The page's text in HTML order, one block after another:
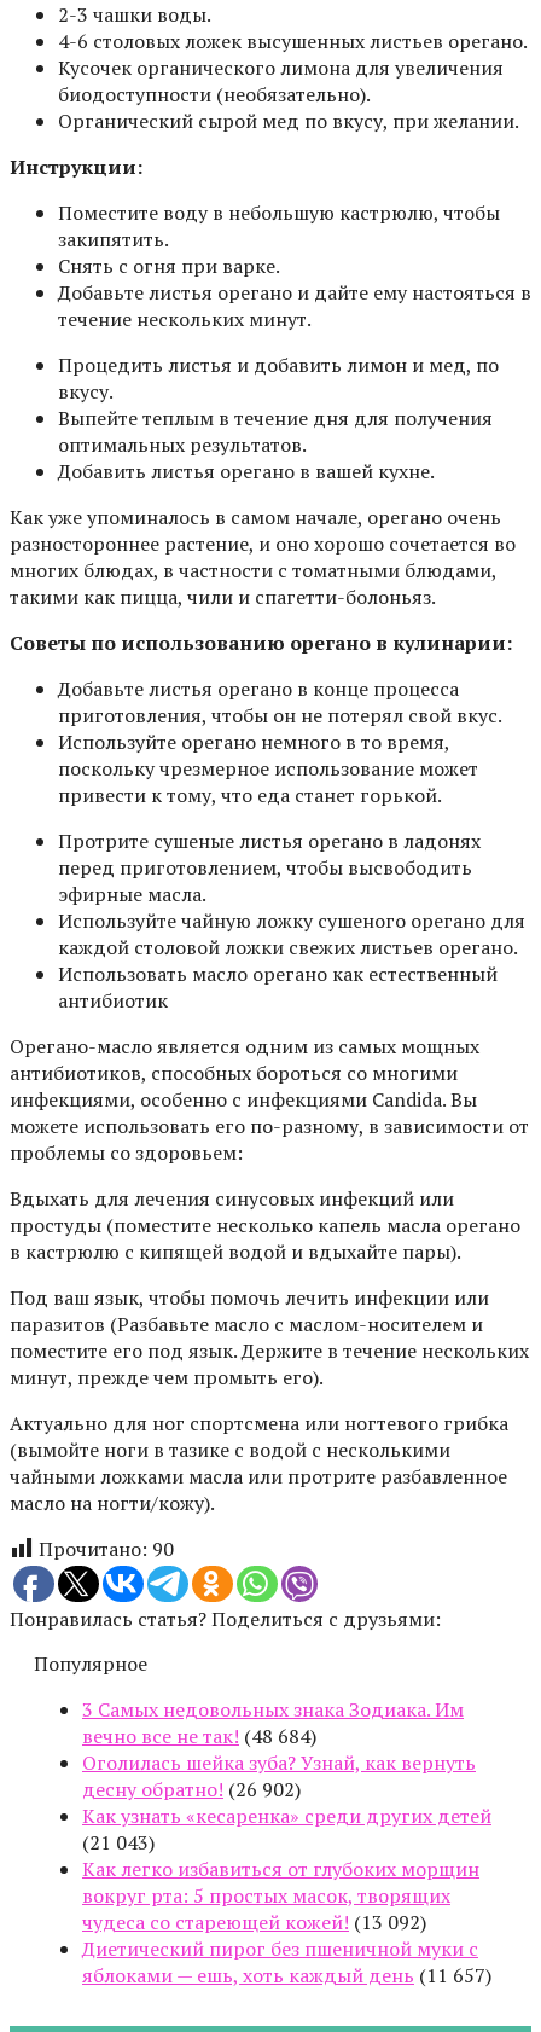
2-3 чашки воды.
4-6 столовых ложек высушенных листьев орегано.
Кусочек органического лимона для увеличения
биодоступности (необязательно).
Органический сырой мед по вкусу, при желании.
Инструкции:
Поместите воду в небольшую кастрюлю, чтобы
закипятить.
Снять с огня при варке.
Добавьте листья орегано и дайте ему настояться в
течение нескольких минут.
Процедить листья и добавить лимон и мед, по
вкусу.
Выпейте теплым в течение дня для получения
оптимальных результатов.
Добавить листья орегано в вашей кухне.
Как уже упоминалось в самом начале, орегано очень
разностороннее растение, и оно хорошо сочетается во
многих блюдах, в частности с томатными блюдами,
такими как пицца, чили и спагетти-болоньяз.
Советы по использованию орегано в кулинарии:
Добавьте листья орегано в конце процесса
приготовления, чтобы он не потерял свой вкус.
Используйте орегано немного в то время,
поскольку чрезмерное использование может
привести к тому, что еда станет горькой.
Протрите сушеные листья орегано в ладонях
перед приготовлением, чтобы высвободить
эфирные масла.
Используйте чайную ложку сушеного орегано для
каждой столовой ложки свежих листьев орегано.
Использовать масло орегано как естественный
антибиотик
Орегано-масло является одним из самых мощных
антибиотиков, способных бороться со многими
инфекциями, особенно с инфекциями Candida. Вы
можете использовать его по-разному, в зависимости от
проблемы со здоровьем:
Вдыхать для лечения синусовых инфекций или
простуды (поместите несколько капель масла орегано
в кастрюлю с кипящей водой и вдыхайте пары).
Под ваш язык, чтобы помочь лечить инфекции или
паразитов (Разбавьте масло с маслом-носителем и
поместите его под язык. Держите в течение нескольких
минут, прежде чем промыть его).
Актуально для ног спортсмена или ногтевого грибка
(вымойте ноги в тазике с водой с несколькими
чайными ложками масла или протрите разбавленное
масло на ногти/кожу).
Прочитано: 90
Понравилась статья? Поделиться с друзьями:
Популярное
3 Самых недовольных знака Зодиака. Им
вечно все не так! (48 684)
Оголилась шейка зуба? Узнай, как вернуть
десну обратно! (26 902)
Как узнать «кесаренка» среди других детей
(21 043)
Как легко избавиться от глубоких морщин
вокруг рта: 5 простых масок, творящих
чудеса со стареющей кожей! (13 092)
Диетический пирог без пшеничной муки с
яблоками — ешь, хоть каждый день (11 657)